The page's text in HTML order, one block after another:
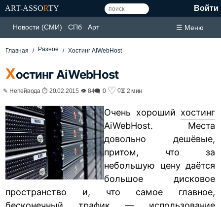
ART-ASSORTY Войти
Новости (СМИ) СПб Арт ☰ Меню
Главная Разное Хостинг AiWebHost
Хостинг AiWebHost
✎ Непейвода ⏱ 20.02.2015 👁 84🗨 0 ♡ 0⏳ 2 мин
Очень хороший хостинг
AiWebHost. Места
довольно дешёвые,
притом, что за
небольшую цену даётся
большое дисковое
пространство и, что самое главное,